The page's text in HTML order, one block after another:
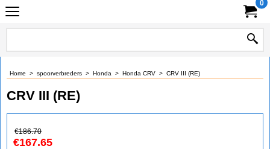
0
Home > spoorverbreders > Honda > Honda CRV > CRV III (RE)
CRV III (RE)
€186.70
€167.65